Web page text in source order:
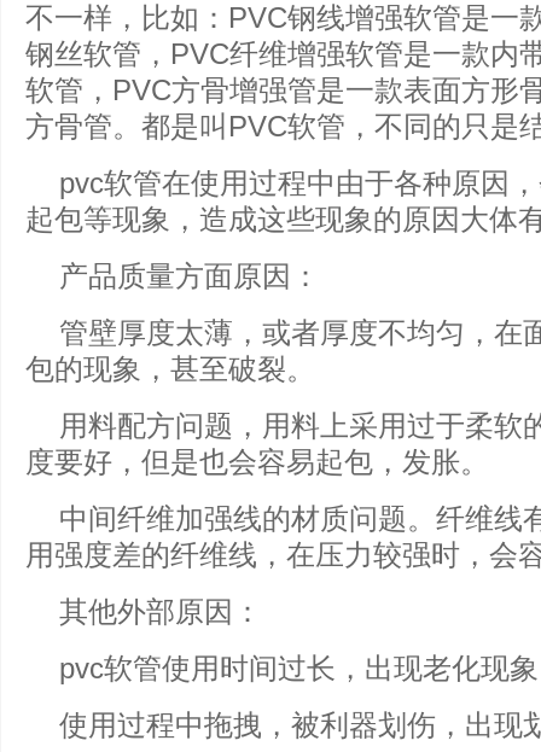
不一样，比如：PVC钢线增强软管是一
钢丝软管，PVC纤维增强软管是一款内
软管，PVC方骨增强管是一款表面方形
方骨管。都是叫PVC软管，不同的只是
pvc软管在使用过程中由于各种原因
起包等现象，造成这些现象的原因大体
产品质量方面原因：
管壁厚度太薄，或者厚度不均匀，在
包的现象，甚至破裂。
用料配方问题，用料上采用过于柔软
度要好，但是也会容易起包，发胀。
中间纤维加强线的材质问题。纤维线
用强度差的纤维线，在压力较强时，会
其他外部原因：
pvc软管使用时间过长，出现老化现
使用过程中拖拽，被利器划伤，出现